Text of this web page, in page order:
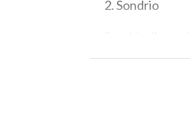
2. Sondrio
il centro
sua